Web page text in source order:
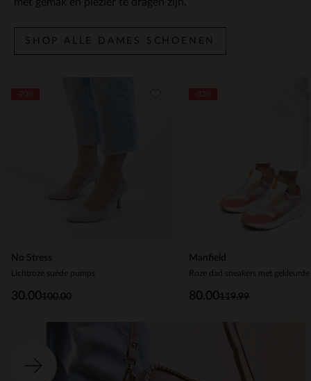
met gemak en plezier te dragen zijn.
SHOP ALLE DAMES SCHOENEN
No Stress
Lichtroze suède pumps
100.00
30.00
Manfield
Roze dad sneakers met
119.99
80.00